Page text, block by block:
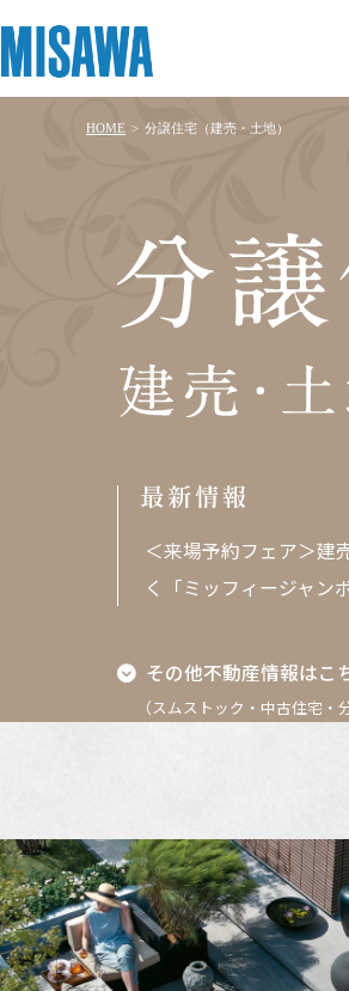
建てる [注文住宅]
商品ラインアップ
デザイン
テクノロジー（住
デザイナーズギ
インテリア
住まいづくりガイ
個人のお客
賃貸住宅
賃貸併用住宅
店舗・各種施設
土地活用実例
戸建て・マン
ミサワリフォーム
リフォームの流れ
リフォームメニ
複合開発・投
複合開発事業（
再開発・官民連
分譲マンション
建築再生事業
サポートメ
住まいるりんぐ
保証制度
アフターメンテ
企業・IR
ニュース
MISAWAについて
ミサワホームグ
SDGs
環境活動
HOME > 分譲住宅（建売・土地）
譲
住
宅
建
最
情
報
＜来場予約フェア＞建
く「ミッフィージャン
その他不動産情報はこ
（スムストック・中古住宅・